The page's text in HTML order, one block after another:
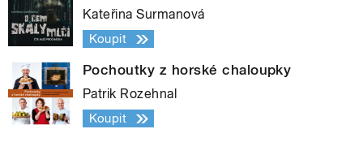
Kateřina Surmanová
Koupit
Pochoutky z horské chaloupky
Patrik Rozehnal
Koupit